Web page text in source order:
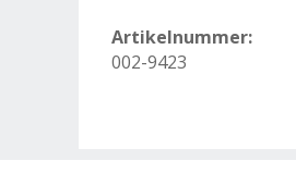
Artikelnummer:
002-9423